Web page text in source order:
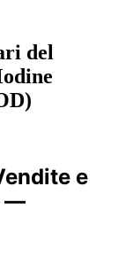
del
e
—